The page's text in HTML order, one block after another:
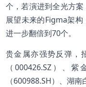
个，若演进到全光方案
展望未来的Figma架
进一步翻倍到70个。
贵金属亦强势反弹，
（000426.SZ）、
（600988.SH）、湖南